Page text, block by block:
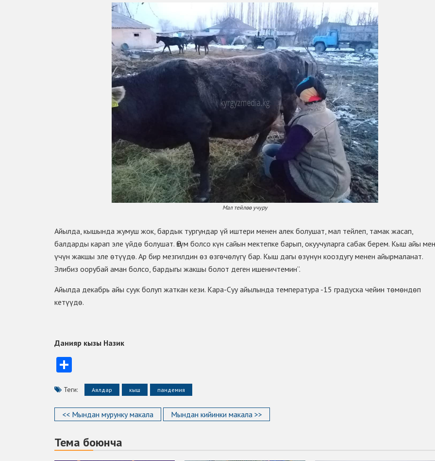
Мал тейлөө учуру
Айылда, кышында жумуш жок, бардык тургундар үй иштери менен алек болушат, мал тейлеп, тамак жасап,
балдарды карап эле үйдө болушат. Өзүм болсо күн сайын мектепке барып, окуучуларга сабак берем. Кыш айы мен
үчүн жакшы эле өтүүдө. Ар бир мезгилдин өз өзгөчөлүгү бар. Кыш дагы өзүнүн кооздугу менен айырмаланат.
Элибиз оорубай аман болсо, бардыгы жакшы болот деген ишеничтемин”.
Айылда декабрь айы суук болуп жаткан кези. Кара-Суу айылында температура -15 градуска чейин төмөндөп
кетүүдө.
Данияр кызы Назик
Теги: Аялдар кыш пандемия
<< Мындан мурунку макала Мындан кийинки макала >>
Тема боюнча